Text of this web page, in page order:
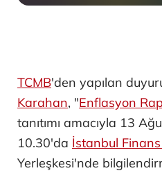
TCMB'den yapılan
Karahan, "Enflasyon
tanıtımı amacıyla 13
10.30'da İstanbul
Yerleşkesi'nde